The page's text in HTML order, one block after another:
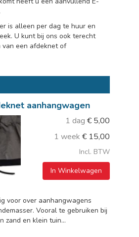
is alleen per dag te huur en
U kunt bij ons ook terecht
van een afdeknet of
aanhangwagen
1 dag € 5,00
1 week € 15,00
Incl. BTW
In Winkelwagen
voor over aanhangwagens
Vooral te gebruiken bij
zand en klein tuin...